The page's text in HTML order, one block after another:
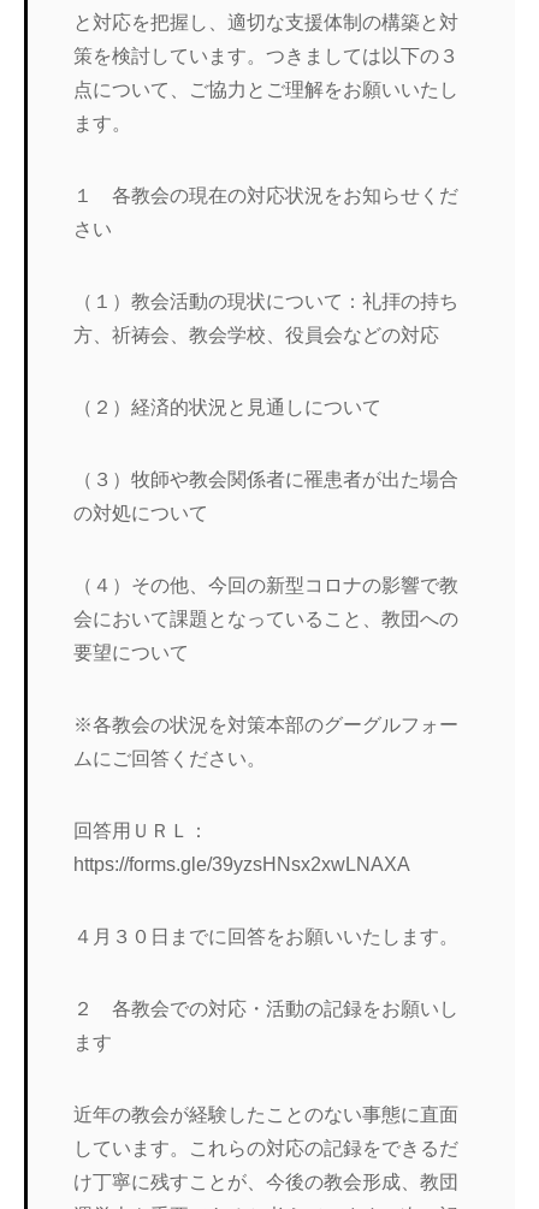
と対応を把握し、適切な支援体制の構築と対
策を検討しています。つきましては以下の３
点について、ご協力とご理解をお願いいたし
ます。
１ 各教会の現在の対応状況をお知らせくだ
さい
（１）教会活動の現状について：礼拝の持ち
方、祈祷会、教会学校、役員会などの対応
（２）経済的状況と見通しについて
（３）牧師や教会関係者に罹患者が出た場合
の対処について
（４）その他、今回の新型コロナの影響で教
会において課題となっていること、教団への
要望について
※各教会の状況を対策本部のグーグルフォー
ムにご回答ください。
回答用ＵＲＬ：
https://forms.gle/39yzsHNsx2xwLNAXA
４月３０日までに回答をお願いいたします。
２ 各教会での対応・活動の記録をお願いし
ます
近年の教会が経験したことのない事態に直面
しています。これらの対応の記録をできるだ
け丁寧に残すことが、今後の教会形成、教団